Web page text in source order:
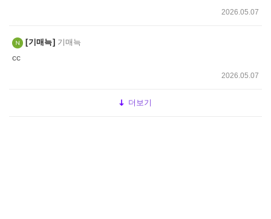
2026.05.07
기매늑 기매늑
cc
2026.05.07
더보기